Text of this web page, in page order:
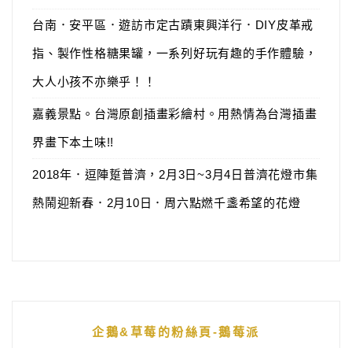
台南．安平區．遊訪市定古蹟東興洋行．DIY皮革戒
指、製作性格糖果罐，一系列好玩有趣的手作體驗，
大人小孩不亦樂乎！！
嘉義景點。台灣原創插畫彩繪村。用熱情為台灣插畫
界畫下本土味!!
2018年．逗陣踅普濟，2月3日~3月4日普濟花燈市集
熱鬧迎新春．2月10日．周六點燃千盞希望的花燈
企鵝&草莓的粉絲頁-鵝莓派